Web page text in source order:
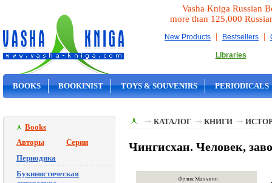
Vasha Kniga Russian
more than 125,000
New Products | Bestsellers |
Libraries
BOOKS BOOKINIST TOYS & SOUVENIRS PERIODICALS
Books
Авторы
Серии
Периодика
Букинистическая
КАТАЛОГ КНИГИ
Чингисхан. Человек,